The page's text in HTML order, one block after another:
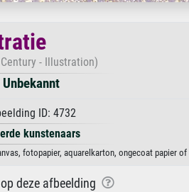
- Illustration)
ID: 4732
kunstenaars
fotopapier, aquarelkarton, ongecoat papier of
deze afbeelding